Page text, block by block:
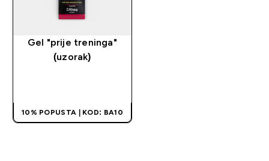
Gel "prije treninga"
(uzorak)
10% POPUSTA | KOD: BA10